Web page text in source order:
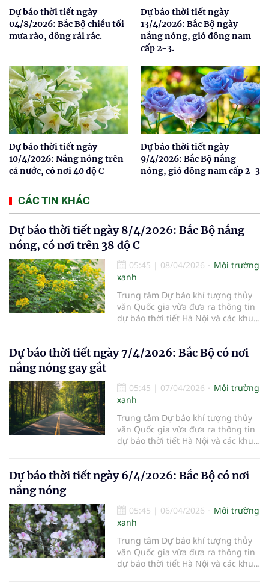
Dự báo thời tiết ngày
04/8/2026: Bắc Bộ chiều tối
mưa rào, dông rải rác.
Dự báo thời tiết ngày
13/4/2026: Bắc Bộ ngày
nắng nóng, gió đông nam
cấp 2-3.
Dự báo thời tiết ngày
10/4/2026: Nắng nóng trên
cả nước, có nơi 40 độ C
Dự báo thời tiết ngày
9/4/2026: Bắc Bộ nắng
nóng, gió đông nam cấp 2-3
CÁC TIN KHÁC
Dự báo thời tiết ngày 8/4/2026: Bắc Bộ nắng
nóng, có nơi trên 38 độ C
05:45 | 08/04/2026
Môi trường
xanh
Trung tâm Dự báo khí tượng thủy
văn Quốc gia vừa đưa ra thông tin
dự báo thời tiết Hà Nội và các khu
Dự báo thời tiết ngày 7/4/2026: Bắc Bộ có nơi
nắng nóng gay gắt
05:45 | 07/04/2026
Môi trường
xanh
Trung tâm Dự báo khí tượng thủy
văn Quốc gia vừa đưa ra thông tin
dự báo thời tiết Hà Nội và các khu
Dự báo thời tiết ngày 6/4/2026: Bắc Bộ có nơi
nắng nóng
05:45 | 06/04/2026
Môi trường
xanh
Trung tâm Dự báo khí tượng thủy
văn Quốc gia vừa đưa ra thông tin
dự báo thời tiết Hà Nội và các khu